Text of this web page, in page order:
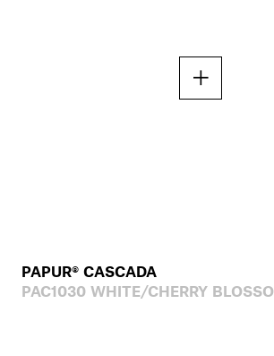
PAPUR® CASCADA
PAC1030 WHITE/CHERRY